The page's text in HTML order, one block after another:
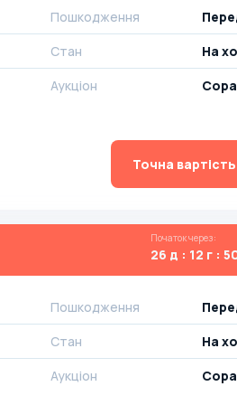
Пошкодження
Стан
На
Аукціон
Точна
Початок через:
26 д : 12 г :
Пошкодження
Стан
На
Аукціон